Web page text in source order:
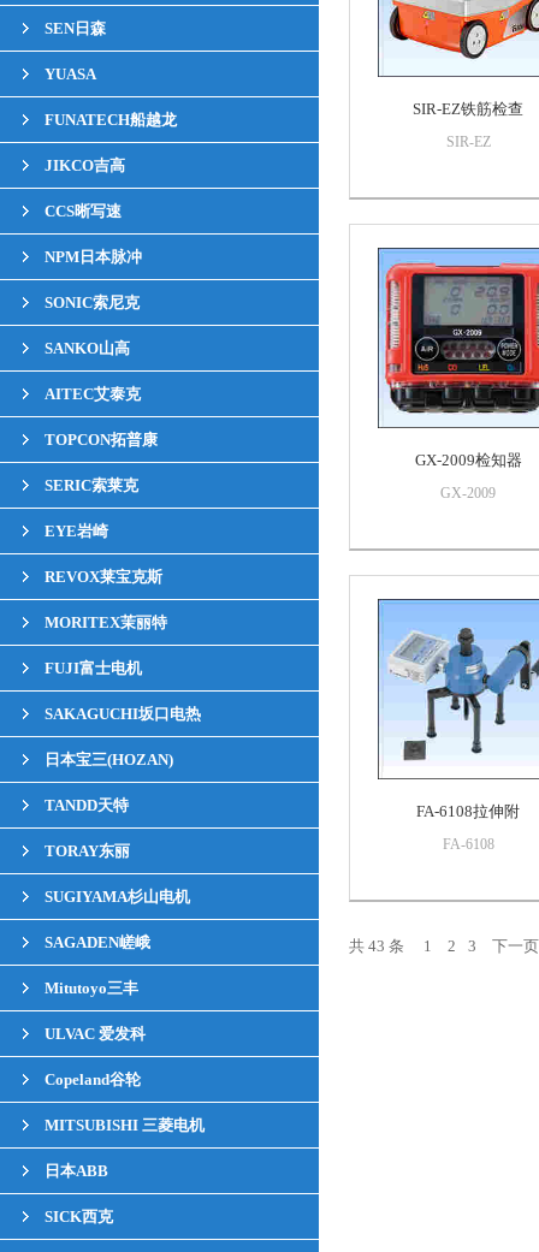
SEN日森
YUASA
FUNATECH船越龙
JIKCO吉高
CCS晰写速
NPM日本脉冲
SONIC索尼克
SANKO山高
AITEC艾泰克
TOPCON拓普康
SERIC索莱克
EYE岩崎
REVOX莱宝克斯
MORITEX茉丽特
FUJI富士电机
SAKAGUCHI坂口电热
日本宝三(HOZAN)
TANDD天特
TORAY东丽
SUGIYAMA杉山电机
SAGADEN嵯峨
Mitutoyo三丰
ULVAC 爱发科
Copeland谷轮
MITSUBISHI 三菱电机
日本ABB
SICK西克
SIR-EZ铁筋检查
SIR-EZ
GX-2009检知器
GX-2009
FA-6108拉伸附
FA-6108
共 43 条 1 2 3 下一页